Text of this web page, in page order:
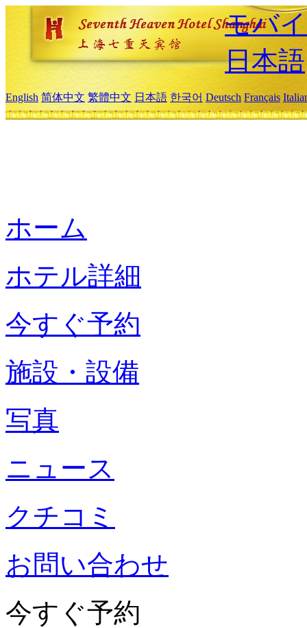
モバ
日本語
English 简体中文 繁體中文 日本語 한국어 Deutsch Français
ホーム
ホテル詳細
今すぐ予約
施設・設備
写真
ニュース
クチコミ
お問い合わせ
今すぐ予約